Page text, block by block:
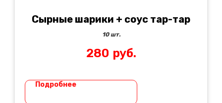
Сырные шарики + соус тар-тар
10 шт.
280 руб.
Подробнее